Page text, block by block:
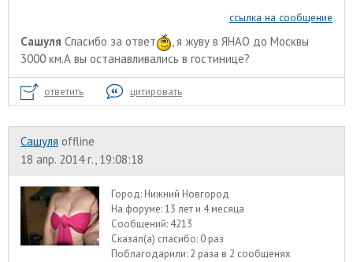
ссылка на сообщение
Сашуля Спасибо за ответ
, я жуву в ЯНАО до Москвы
3000 км.А вы останавливались в гостинице?
ответить цитировать
Сашуля offline
18 апр. 2014 г., 19:08:18
Город: Нижний Новгород
На форуме:13 лет и 4 месяца
Сообщений: 4213
Сказал(а) спасибо: 0 раз
Поблагодарили: 2 раза в 2 сообщенях